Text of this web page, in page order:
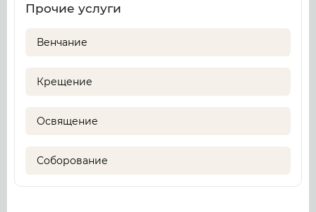
Прочие услуги
Венчание
Крещение
Освящение
Соборование